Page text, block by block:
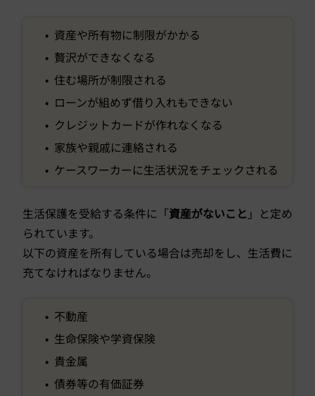
• 資産や所有物に制限がかかる
• 贅沢ができなくなる
• 住む場所が制限される
• ローンが組めず借り入れもできない
• クレジットカードが作れなくなる
• 家族や親戚に連絡される
• ケースワーカーに生活状況をチェックされる
生活保護を受給する条件に「資産がないこと 」と定め
られています。
以下の資産を所有している場合は売却をし、生活費に
充てなければなりません。
• 不動産
• 生命保険や学資保険
• 貴金属
• 債券等の有価証券